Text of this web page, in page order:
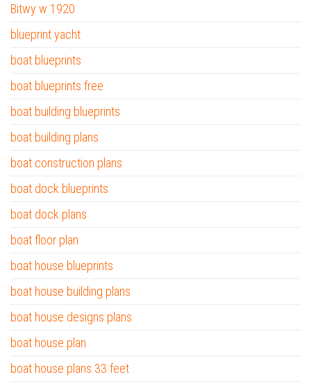
Bitwy w 1920
blueprint yacht
boat blueprints
boat blueprints free
boat building blueprints
boat building plans
boat construction plans
boat dock blueprints
boat dock plans
boat floor plan
boat house blueprints
boat house building plans
boat house designs plans
boat house plan
boat house plans 33 feet